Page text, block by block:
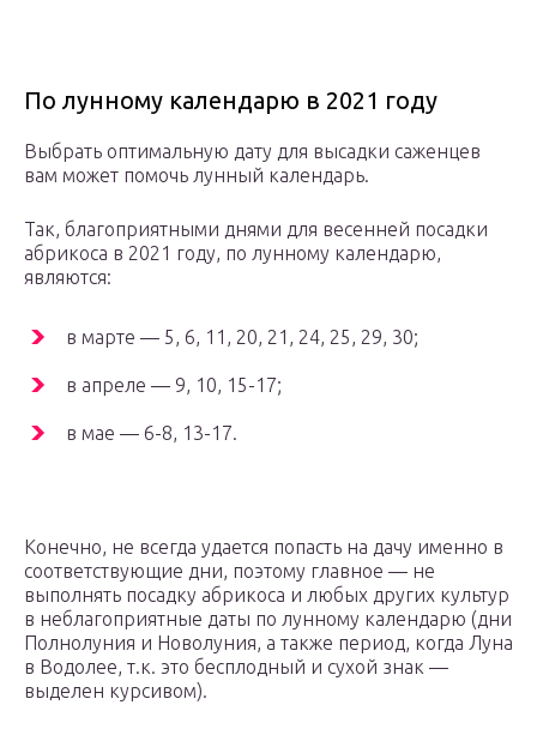
По лунному календарю в 2021 году
Выбрать оптимальную дату для высадки саженцев
вам может помочь лунный календарь.
Так, благоприятными днями для весенней посадки
абрикоса в 2021 году, по лунному календарю,
являются:
в марте — 5, 6, 11, 20, 21, 24, 25, 29, 30;
в апреле — 9, 10, 15-17;
в мае — 6-8, 13-17.
Конечно, не всегда удается попасть на дачу именно в
соответствующие дни, поэтому главное — не
выполнять посадку абрикоса и любых других культур
в неблагоприятные даты по лунному календарю (дни
Полнолуния и Новолуния, а также период, когда Луна
в Водолее, т.к. это бесплодный и сухой знак —
выделен курсивом).